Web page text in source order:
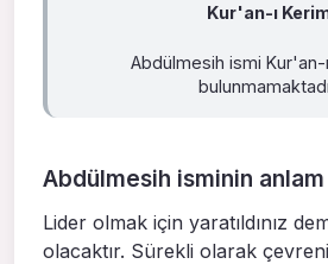
Kur'an-ı
Abdülmesih ismi Kur'an-
Abdülmesih isminin anlam
Lider olmak için yaratıldınız
olacaktır. Sürekli olarak